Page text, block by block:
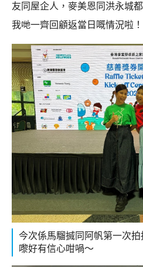
友同屋企人，麥美恩同洪永城
我哋一齊回顧返當日嘅情況啦！
今次係馬騮搣同阿帆第一次
嚟好有信心咁喎～